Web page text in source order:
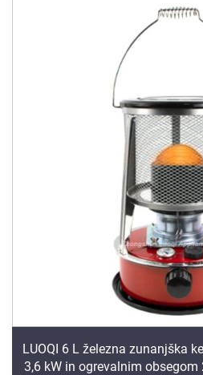
LUOQI 6 L železna zunanjška
3,6 kW in ogrevalnim obsegom